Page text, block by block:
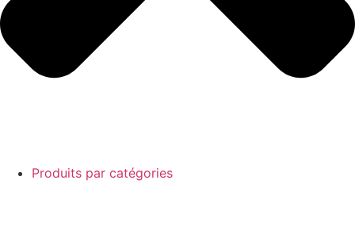
Produits par catégories